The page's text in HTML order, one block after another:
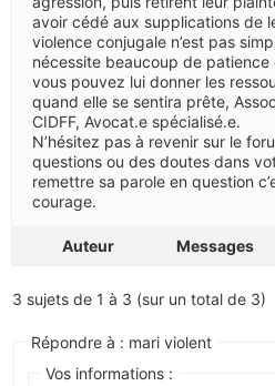
avoir cédé aux supplications de
violence conjugale n’est pas
nécessite beaucoup de patience
vous pouvez lui donner les
quand elle se sentira prête,
CIDFF, Avocat.e spécialisé.e.
N’hésitez pas à revenir sur le
questions ou des doutes dans
remettre sa parole en question
courage.
Auteur Messages
3 sujets de 1 à 3 (sur un total de 3)
Répondre à : mari violent
Vos informations :